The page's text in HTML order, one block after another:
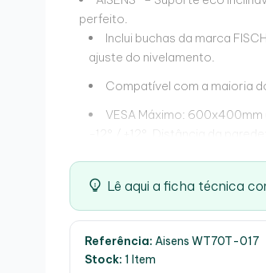
perfeito.
Inclui buchas da marca
ajuste do nivelamento.
Compatível com a maioria
VESA Máximo:
-12º / +12º. Distância da
Manual de instruções em
Lê aqui a ficha técnica
Referência: Aisens WT70T-017
Stock: 1 Item